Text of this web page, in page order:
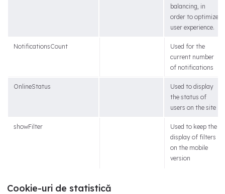
balancing, in
order to optimize
user experience.
NotificationsCount
Used for the
current number
of notifications
OnlineStatus
Used to display
the status of
users on the site
showFilter
Used to keep the
display of filters
on the mobile
version
Cookie-uri de statistică